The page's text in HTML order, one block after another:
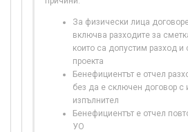
За физически лица
включва разходите за
които са допустим разход и
проекта
Бенефициентът е отчел
без да е сключен договор с
изпълнител
Бенефициентът е отчел
УО